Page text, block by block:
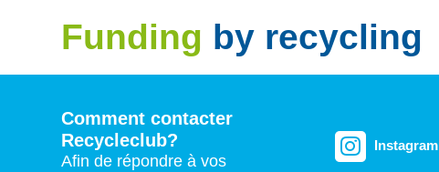
Funding by recycling
Comment contacter
Recycleclub?
Afin de répondre à vos
Instagram